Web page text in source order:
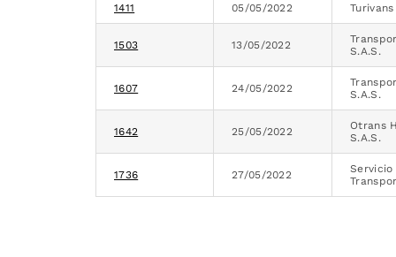
1411 05/05/2022 Turivans
1503 13/05/2022
S.A.S.
1607 24/05/2022
S.A.S.
1642 25/05/2022
Otrans
S.A.S.
1736 27/05/2022